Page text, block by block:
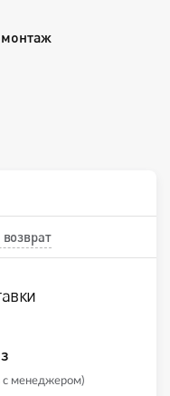
с менеджером)